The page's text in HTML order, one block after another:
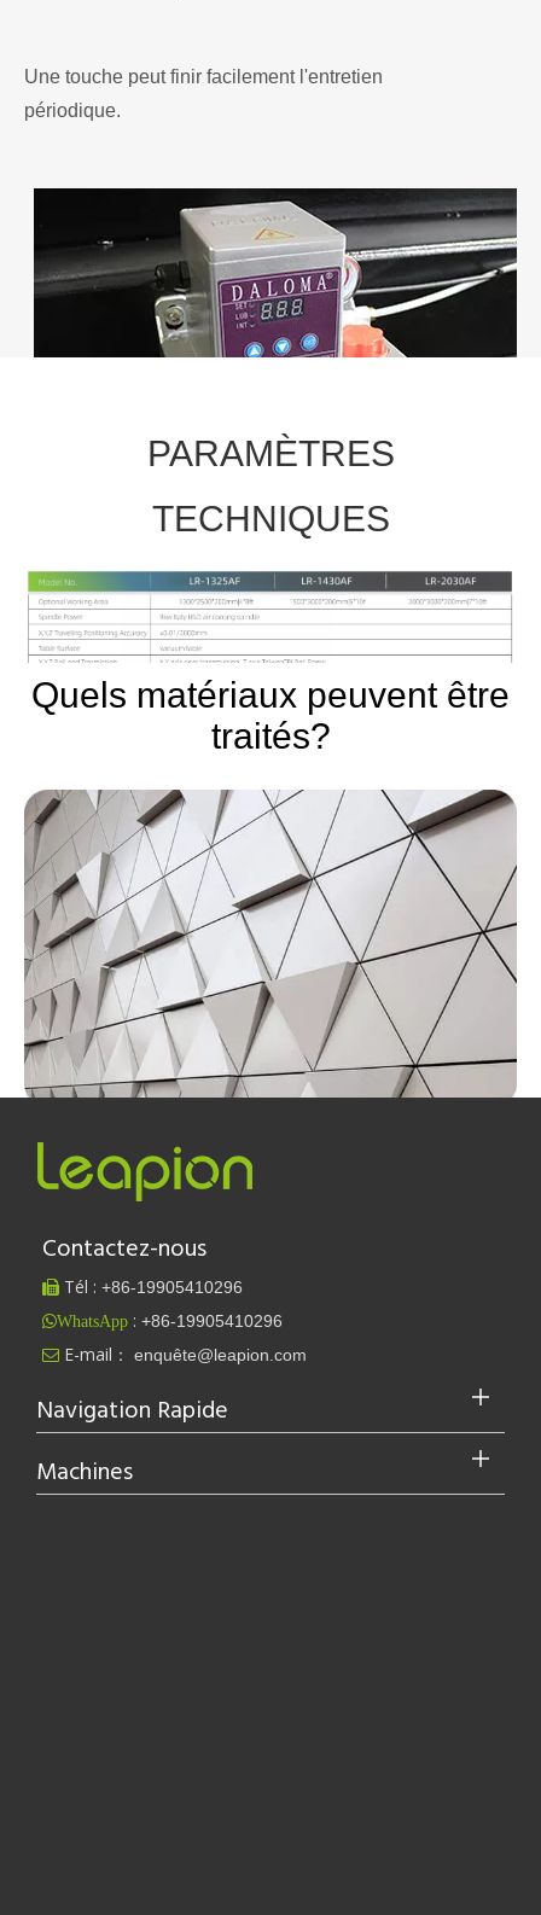
Une touche peut finir facilement l'entretien
périodique.
PARAMÈTRES
TECHNIQUES
Quels matériaux peuvent être
traités?
Contactez-nous
 Tél : +86-19905410296
WhatsApp : +86-19905410296
 E-mail： enquête@leapion.com
Navigation Rapide
Machines